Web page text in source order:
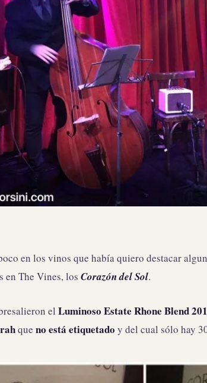
en los vinos que había quiero destacar
en The Vines, los Corazón del Sol.
el Luminoso Estate Rhone Blend
que no está etiquetado y del cual sólo hay